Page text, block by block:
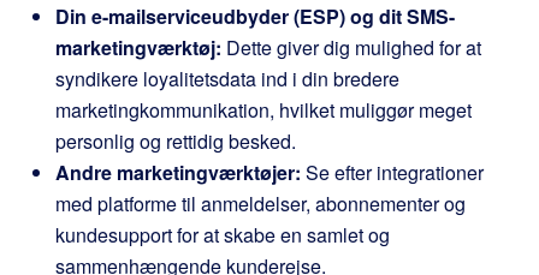
Din e-mailserviceudbyder (ESP) og dit SMS-
marketingværktøj: Dette giver dig mulighed for at
syndikere loyalitetsdata ind i din bredere
marketingkommunikation, hvilket muliggør meget
personlig og rettidig besked.
Andre marketingværktøjer: Se efter integrationer
med platforme til anmeldelser, abonnementer og
kundesupport for at skabe en samlet og
sammenhængende kunderejse.